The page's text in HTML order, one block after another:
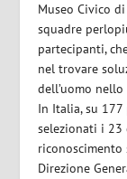
Museo Civico
squadre
partecipanti,
nel trovare
dell’uomo
In Italia, su
selezionati i
riconoscimento
Direzione